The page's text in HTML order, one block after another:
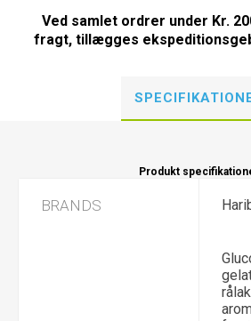
Ved samlet ordrer under Kr.
fragt, tillægges
Produkt
BRANDS